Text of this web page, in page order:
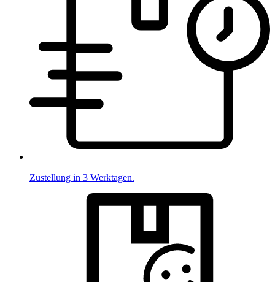
Zustellung in 3 Werktagen.